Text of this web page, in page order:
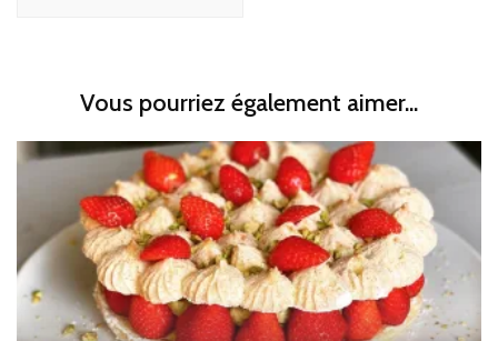
Vous pourriez également aimer...